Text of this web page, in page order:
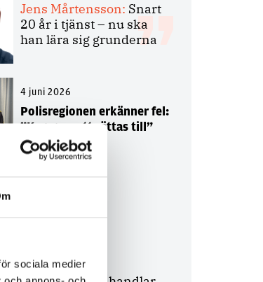
sociala medier
Jens Mårtensson: Snart
20 år i tjänst – nu ska
han lära sig grunderna
4 juni 2026
Polisregionen erkänner fel:
”Kommer att rättas till”
9 juli 2026